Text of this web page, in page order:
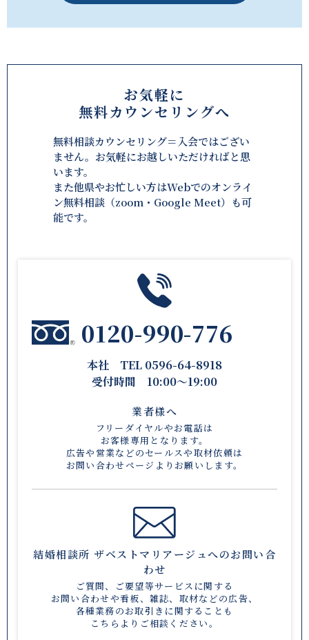
お気軽に
無料カウンセリングへ
無料相談カウンセリング＝入会ではござい
ません。お気軽にお越しいただければと思
います。
また他県やお忙しい方はWebでのオンライ
ン無料相談（zoom・Google Meet）も可
能です。
0120-990-776
本社 TEL 0596-64-8918
受付時間 10:00〜19:00
業者様へ
フリーダイヤルやお電話は
お客様専用となります。
広告や営業などのセールスや取材依頼は
お問い合わせページ よりお願いします。
結婚相談所 ザベストマリアージュへのお問い合
わせ
ご質問、ご要望等サービスに関する
お問い合わせや看板、雑誌、取材などの広告、
各種業務のお取引きに関することも
こちら よりご相談ください。